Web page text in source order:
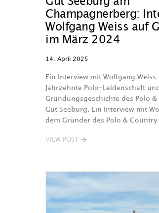
Champagnerberg:
Wolfgang Weiss auf
im März 2024
14. April 2025
Ein Interview mit Wolfgang
Jahrzehnte Polo-Leidenschaft
Gründungsgeschichte des Polo
Gut Seeburg. Ein Interview mit
dem Gründer des Polo &
VIEW POST